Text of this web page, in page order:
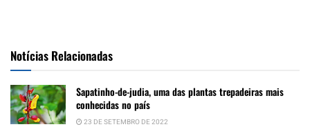
Notícias Relacionadas
Sapatinho-de-judia, uma das plantas trepadeiras mais
conhecidas no país
23 DE SETEMBRO DE 2022